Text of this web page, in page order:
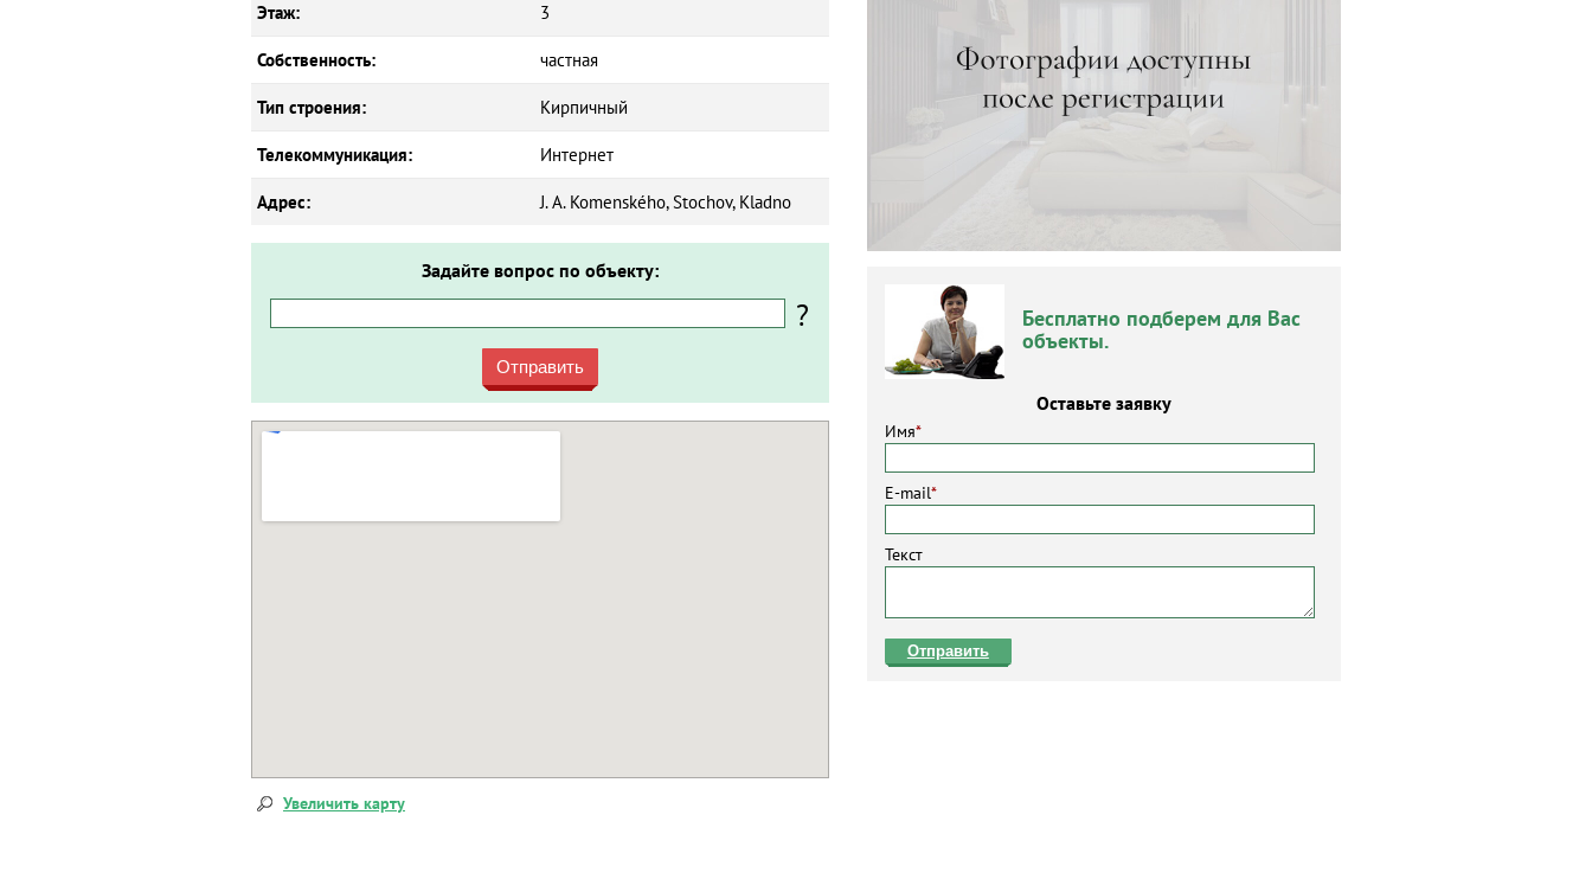
Бесплатно подберем для Вас
объекты.
Оставьте заявку
Имя*
E-mail*
Текст
Отправить
Этаж: 3
Собственность: частная
Тип строения: Кирпичный
Телекоммуникация: Интернет
Адрес: J. A. Komenského, Stochov, Kladno
Задайте вопрос по объекту:
?
Отправить
Увеличить карту